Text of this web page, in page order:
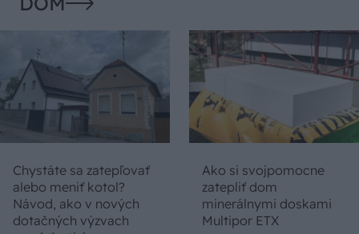
Chystáte sa zatepľovať
alebo meniť kotol?
Návod, ako v nových
dotačných výzvach
Ako si svojpomocne
zatepliť dom
minerálnymi doskami
Multipor ETX